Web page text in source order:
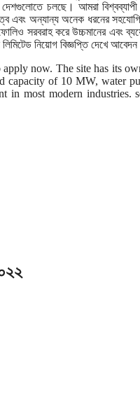
চলছে। আমরা বিশ্বব্যাপী
এবং অন্যান্য অনেক ধরনের
সরবরাহ করে উচ্চমানের এবং
লিমিটেড নিয়োগ বিজ্ঞপ্তি দেখে
now. The site has its
of 10 MW, water
most modern industries.